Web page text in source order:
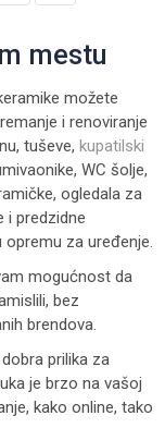
mestu
možete
i renoviranje
tuševe, kupatilski
WC šolje,
ogledala za
i predzidne
za uređenje.
mogućnost da
bez
brendova.
prilika za
je brzo na vašoj
kako online, tako